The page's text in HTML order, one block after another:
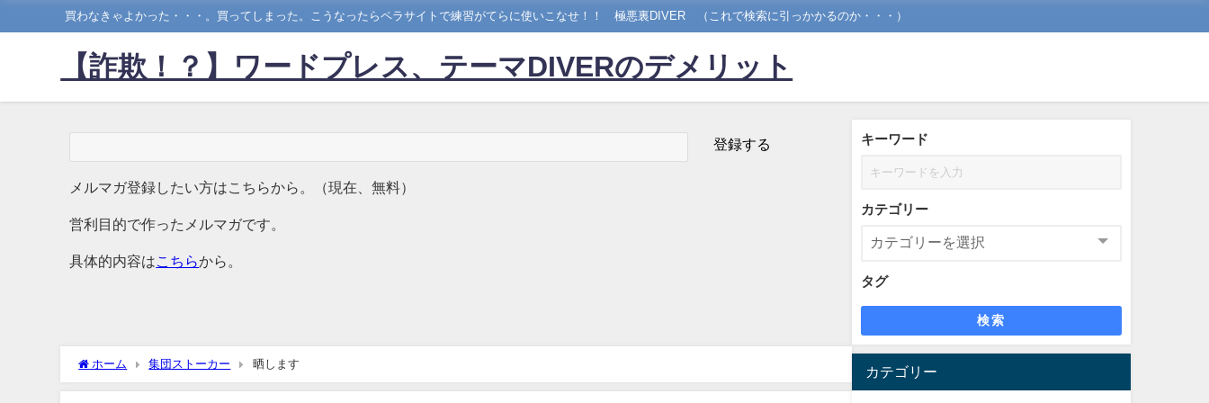
買わなきゃよかった・・・。買ってしまった。こうなったらペラサイトで練習がてらに使いこなせ！！ 極悪裏DIVER （これで検索に引っかかるのか・・・）
【詐欺！？】ワードプレス、テーマDIVERのデメリット
メルマガ登録したい方はこちらから。（現在、無料）
営利目的で作ったメルマガです。
具体的内容は こちらから。
ホーム 集団ストーカー 晒します
キーワード
カテゴリー
タグ
検索
カテゴリー